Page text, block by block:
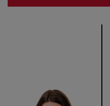
Évaluation